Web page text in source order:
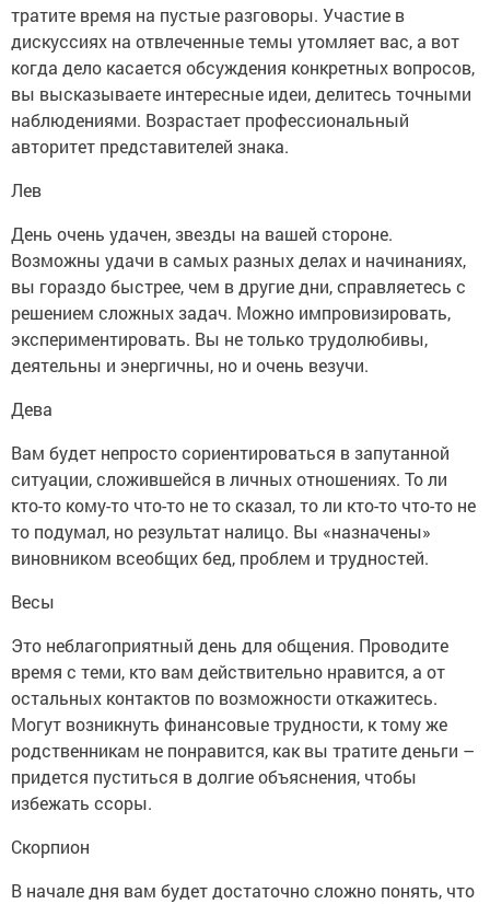
тратите время на пустые разговоры. Участие в
дискуссиях на отвлеченные темы утомляет вас, а вот
когда дело касается обсуждения конкретных вопросов,
вы высказываете интересные идеи, делитесь точными
наблюдениями. Возрастает профессиональный
авторитет представителей знака.
Лев
День очень удачен, звезды на вашей стороне.
Возможны удачи в самых разных делах и начинаниях,
вы гораздо быстрее, чем в другие дни, справляетесь с
решением сложных задач. Можно импровизировать,
экспериментировать. Вы не только трудолюбивы,
деятельны и энергичны, но и очень везучи.
Дева
Вам будет непросто сориентироваться в запутанной
ситуации, сложившейся в личных отношениях. То ли
кто-то кому-то что-то не то сказал, то ли кто-то что-то не
то подумал, но результат налицо. Вы «назначены»
виновником всеобщих бед, проблем и трудностей.
Весы
Это неблагоприятный день для общения. Проводите
время с теми, кто вам действительно нравится, а от
остальных контактов по возможности откажитесь.
Могут возникнуть финансовые трудности, к тому же
родственникам не понравится, как вы тратите деньги –
придется пуститься в долгие объяснения, чтобы
избежать ссоры.
Скорпион
В начале дня вам будет достаточно сложно понять, что